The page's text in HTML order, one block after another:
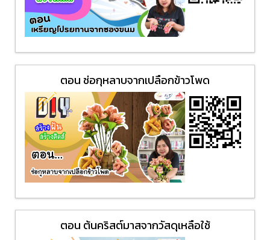
ตอน ช่อกุหลาบจากเปลือกข้าวโพด
ตอน ต้นคริสต์มาสจากวัสดุเหลือใช้